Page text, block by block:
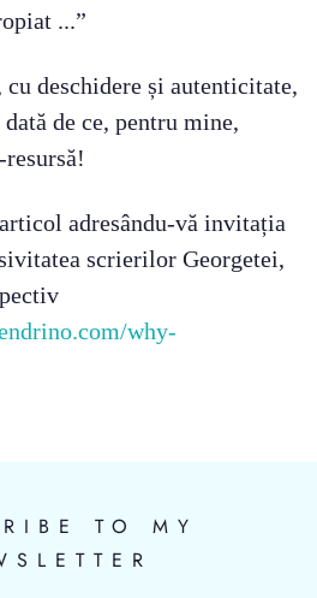
...”
deschidere și autenticitate,
de ce, pentru mine,
adresându-vă invitația
scrierilor Georgetei,
why-
TO MY